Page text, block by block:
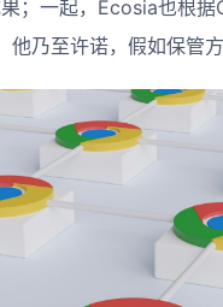
；一起，Ecosia也根
他乃至许诺，假如保管